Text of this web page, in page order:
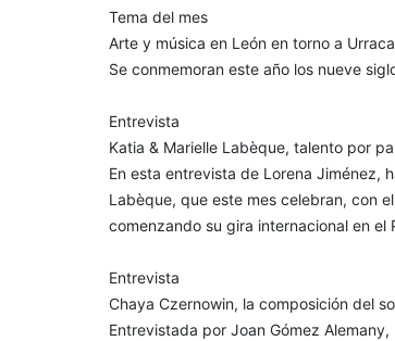
Tema del mes
Arte y música en León en torno a
Se conmemoran este año los nueve
Entrevista
Katia & Marielle Labèque, talento por
En esta entrevista de Lorena Jiménez,
Labèque, que este mes celebran, con
comenzando su gira internacional en el
Entrevista
Chaya Czernowin, la composición del
Entrevistada por Joan Gómez